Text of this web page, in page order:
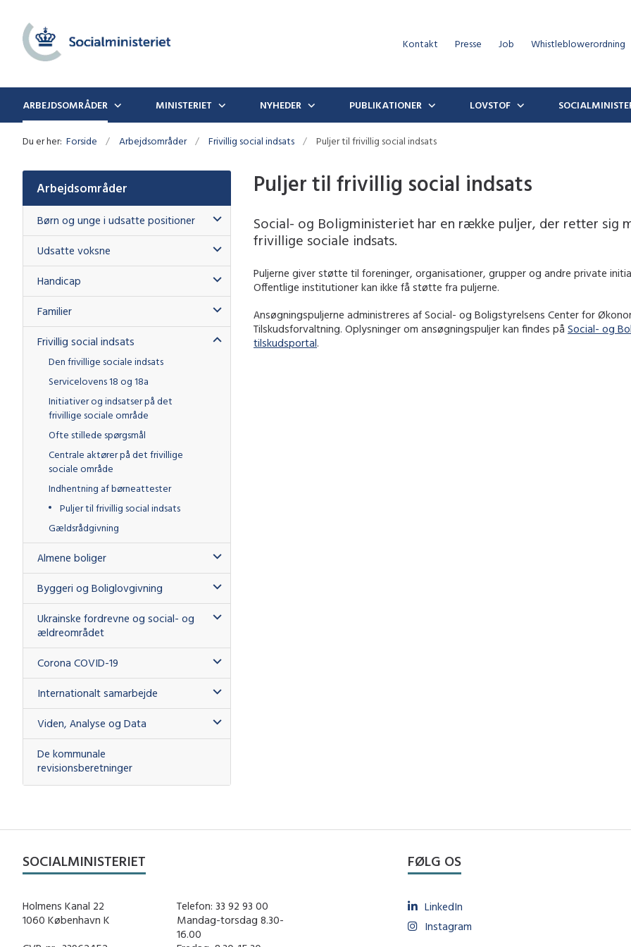
Kontakt Presse Job Whistleblowerordning
ARBEJDSOMRÅDER MINISTERIET NYHEDER PUBLIKATIONER LOVSTOF
Du er her: Forside Arbejdsområder Frivillig social indsats Puljer til frivillig social indsats
Arbejdsområder
Børn og unge i udsatte positioner
Udsatte voksne
Handicap
Familier
Frivillig social indsats
Den frivillige sociale indsats
Servicelovens 18 og 18a
Initiativer og indsatser på det
frivillige sociale område
Ofte stillede spørgsmål
Centrale aktører på det frivillige
sociale område
Indhentning af børneattester
Puljer til frivillig social indsats
Gældsrådgivning
Almene boliger
Byggeri og Boliglovgivning
Ukrainske fordrevne og social- og
ældreområdet
Corona COVID-19
Internationalt samarbejde
Viden, Analyse og Data
De kommunale
revisionsberetninger
Puljer til frivillig social indsats
Social- og Boligministeriet har en række puljer, der retter sig
frivillige sociale indsats.
Puljerne giver støtte til foreninger, organisationer, grupper og andre private
Offentlige institutioner kan ikke få støtte fra puljerne.
Ansøgningspuljerne administreres af Social- og Boligstyrelsens Center for
Tilskudsforvaltning. Oplysninger om ansøgningspuljer kan findes på Social- og
tilskudsportal.
SOCIALMINISTERIET
Holmens Kanal 22
1060 København K
Telefon: 33 92 93 00
Mandag-torsdag 8.30-
16.00
FØLG OS
LinkedIn
Instagram